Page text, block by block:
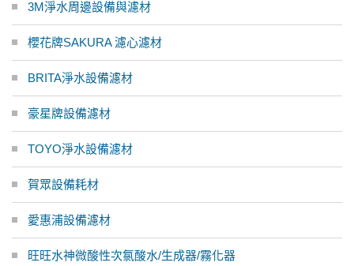
3M淨水周邊設備與濾材
櫻花牌SAKURA 濾心濾材
BRITA淨水設備濾材
豪星牌設備濾材
TOYO淨水設備濾材
賀眾設備耗材
愛惠浦設備濾材
旺旺水神微酸性次氯酸水/生成器/霧化器